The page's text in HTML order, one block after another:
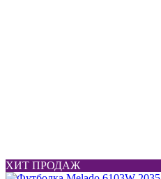
ХИТ ПРОДАЖ